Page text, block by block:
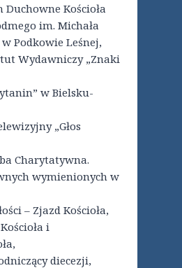
Kościoła
im. Michała
Podkowie Leśnej,
Wydawniczy „Znaki
w Bielsku-
„Głos
Charytatywna.
wymienionych w
– Zjazd Kościoła,
i
diecezji,